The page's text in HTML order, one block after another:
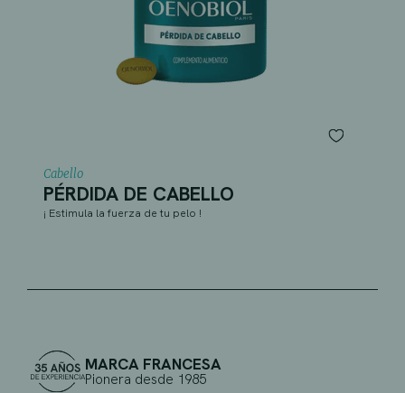
Cabello
PÉRDIDA DE CABELLO
¡ Estimula la fuerza de tu pelo !
MARCA FRANCESA
Pionera desde 1985